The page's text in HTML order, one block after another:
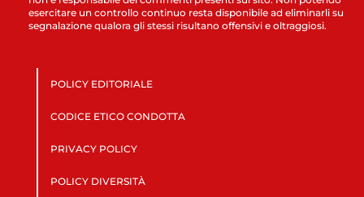
esercitare un controllo continuo resta disponibile ad eliminarli su
segnalazione qualora gli stessi risultano offensivi e oltraggiosi.
POLICY EDITORIALE
CODICE ETICO CONDOTTA
PRIVACY POLICY
POLICY DIVERSITÀ